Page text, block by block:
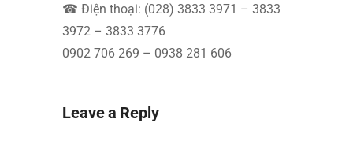
☎ Điện thoại: (028) 3833 3971 – 3833
3972 – 3833 3776
0902 706 269 – 0938 281 606
Leave a Reply